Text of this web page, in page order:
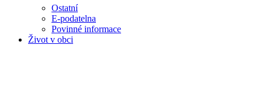
Ostatní
E-podatelna
Povinné informace
Život v obci